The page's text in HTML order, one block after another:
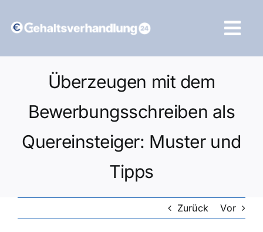
Inhalt
Überzeugen mit dem
Bewerbungsschreiben als
Quereinsteiger: Muster und
Tipps
Zurück Vor